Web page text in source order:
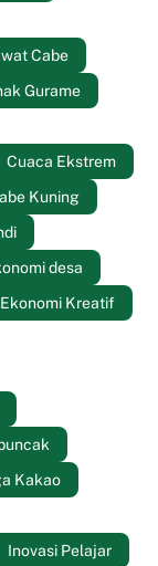
Cabe
Gurame
Cuaca Ekstrem
Kuning
desa
Ekonomi Kreatif
Kakao
Inovasi Pelajar